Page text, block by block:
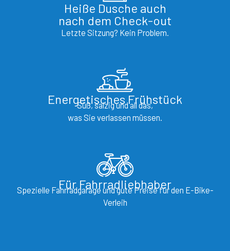
Heiße Dusche auch
nach dem Check-out
Letzte Sitzung? Kein Problem.
Energetisches Frühstück
Süß, salzig und all das,
was Sie verlassen müssen.
Für Fahrradliebhaber
Spezielle Fahrradgarage und gute Preise für den E-Bike-
Verleih